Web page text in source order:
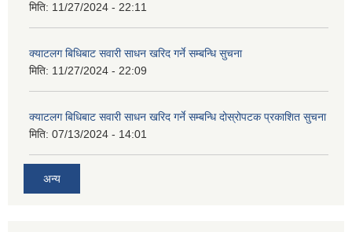
मिति: 11/27/2024 - 22:11
क्याटलग बिधिबाट सवारी साधन खरिद गर्ने सम्बन्धि सुचना
मिति: 11/27/2024 - 22:09
क्याटलग बिधिबाट सवारी साधन खरिद गर्ने सम्बन्धि दोस्रोपटक प्रकाशित सुचना
मिति: 07/13/2024 - 14:01
अन्य